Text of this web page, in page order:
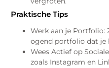
Praktische Tips
Werk aan je Portfolio:
ogend portfolio dat je
Wees Actief op
zoals Instagram en